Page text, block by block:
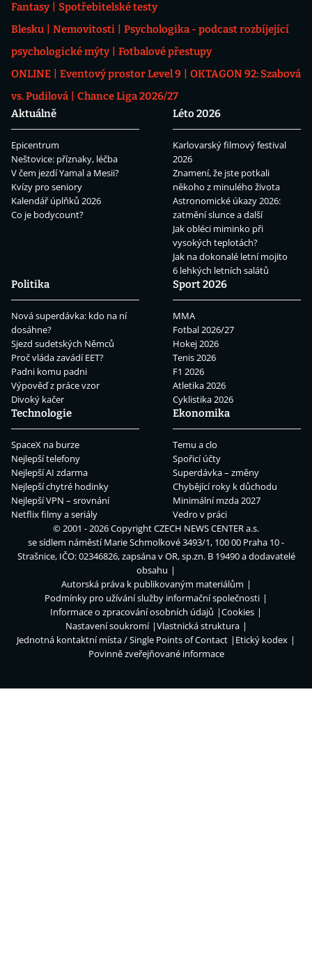
Fantasy
Spotřebitelské testy
Blesku
Nemovitosti
Psychologika - podcast rozbíjející
psychologické mýty
Fotbalové přestupy
ONLINE
Eventový prostor Level 9
OKTAGON 92: Szabová
vs. Pudilová
Chance Liga 2026/27
Aktuálně
Epicentrum
Neštovice: příznaky, léčba
V čem jezdí Yamal a Mesii?
Kvízy pro seniory
Kalendář úplňků 2026
Co je bodycount?
Léto 2026
Karlovarský filmový festival
2026
Znamení, že jste potkali
někoho z minulého života
Astronomické úkazy 2026:
zatmění slunce a další
Jak obléci miminko při
vysokých teplotách?
Jak na dokonalé letní mojito
6 lehkých letních salátů
Politika
Nová superdávka: kdo na ní
dosáhne?
Sjezd sudetských Němců
Proč vláda zavádí EET?
Padni komu padni
Výpověď z práce vzor
Divoký kačer
Sport 2026
MMA
Fotbal 2026/27
Hokej 2026
Tenis 2026
F1 2026
Atletika 2026
Cyklistika 2026
Technologie
SpaceX na burze
Nejlepší telefony
Nejlepší AI zdarma
Nejlepší chytré hodinky
Nejlepší VPN – srovnání
Netflix filmy a seriály
Ekonomika
Temu a clo
Spořicí účty
Superdávka – změny
Chybějící roky k důchodu
Minimální mzda 2027
Vedro v práci
© 2001 - 2026 CopyrightCZECH NEWS CENTER a.s.
se sídlem náměstí Marie Schmolkové 3493/1, 100 00 Praha 10 -
Strašnice, IČO: 02346826, zapsána v OR, sp.zn. B 19490 a dodavatelé
obsahu
Autorská práva k publikovaným materiálům
Podmínky pro užívání služby informační společnosti
Informace o zpracování osobních údajů
Cookies
Nastavení soukromí
Vlastnická struktura
Jednotná kontaktní místa / Single Points of Contact
Etický kodex
Povinně zveřejňované informace